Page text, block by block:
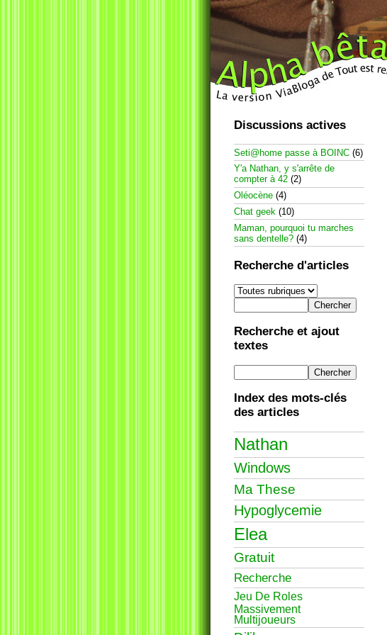
Discussions actives
Seti@home passe à BOINC (6)
Y'a Nathan, y s'arrête de
compter à 42 (2)
Oléocène (4)
Chat geek (10)
Maman, pourquoi tu marches
sans dentelle? (4)
Recherche d'articles
Recherche et ajout
textes
Index des mots-clés
des articles
Nathan
Windows
Ma These
Hypoglycemie
Elea
Gratuit
Recherche
Jeu De Roles
Massivement
Multijoueurs